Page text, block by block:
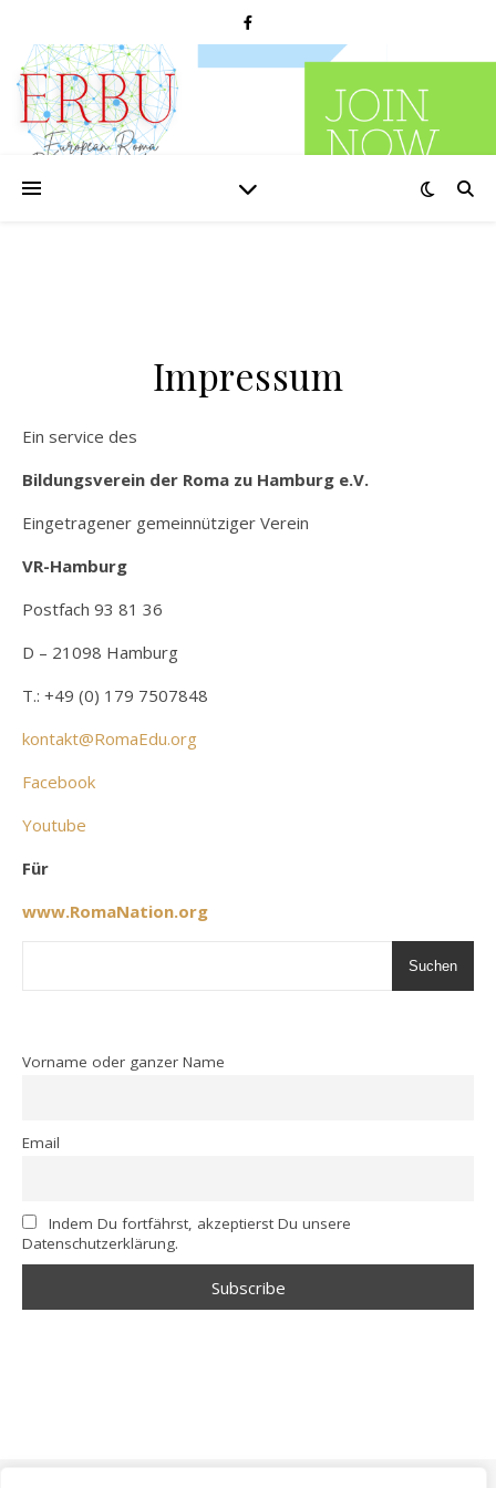
Impressum
Ein service des
Bildungsverein der Roma zu Hamburg e.V.
Eingetragener gemeinnütziger Verein
VR-Hamburg
Postfach 93 81 36
D – 21098 Hamburg
T.: +49 (0) 179 7507848
kontakt@RomaEdu.org
Facebook
Youtube
Für
www.RomaNation.org
Suchen
Vorname oder ganzer Name
Email
Indem Du fortfährst, akzeptierst Du unsere
Datenschutzerklärung.